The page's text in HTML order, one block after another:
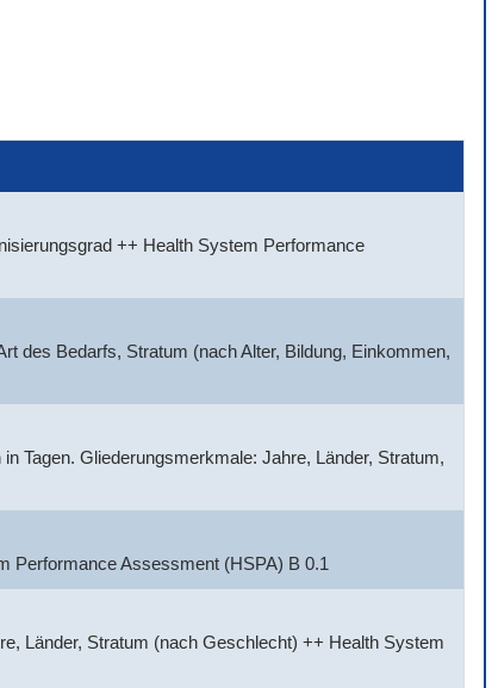
++ Health System Performance
des Bedarfs, Stratum (nach Alter, Bildung, Einkommen,
Tagen. Gliederungsmerkmale: Jahre, Länder, Stratum,
Performance Assessment (HSPA) B 0.1
Länder, Stratum (nach Geschlecht) ++ Health System